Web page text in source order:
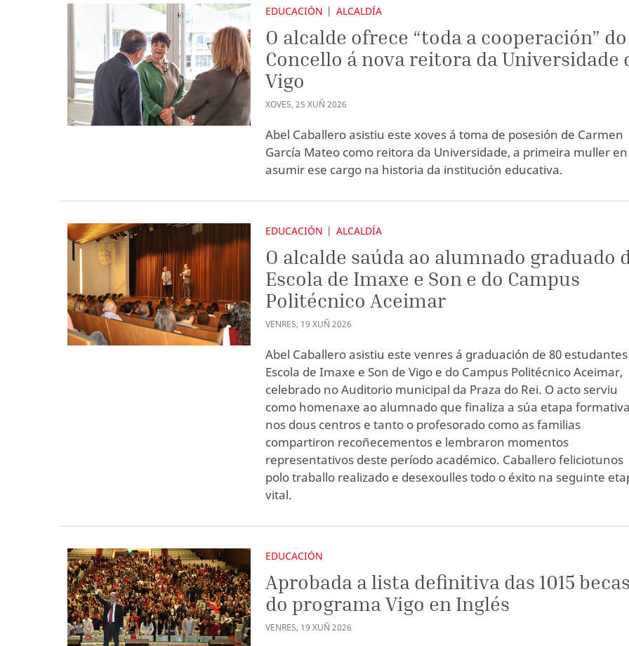
EDUCACIÓN ALCALDÍA
O alcalde ofrece “toda a cooperación” do
Concello á nova reitora da Universidade
Vigo
XOVES,25 XUÑ 2026
Abel Caballero asistiu este xoves á toma de posesión de Carmen
García Mateo como reitora da Universidade, a primeira muller en
asumir ese cargo na historia da institución educativa.
EDUCACIÓN ALCALDÍA
O alcalde saúda ao alumnado graduado
Escola de Imaxe e Son e do Campus
Politécnico Aceimar
VENRES, 19 XUÑ 2026
Abel Caballero asistiu este venres á graduación de 80
Escola de Imaxe e Son de Vigo e do Campus Politécnico Aceimar,
celebrado no Auditorio municipal da Praza do Rei. O acto serviu
como homenaxe ao alumnado que finaliza a súa etapa formativa
nos dous centros e tanto o profesorado como as familias
compartiron recoñecementos e lembraron momentos
representativos deste período académico. Caballero feliciotunos
polo traballo realizado e desexoulles todo o éxito na seguinte
vital.
EDUCACIÓN
Aprobada a lista definitiva das 1015 becas
do programa Vigo en Inglés
VENRES, 19 XUÑ 2026